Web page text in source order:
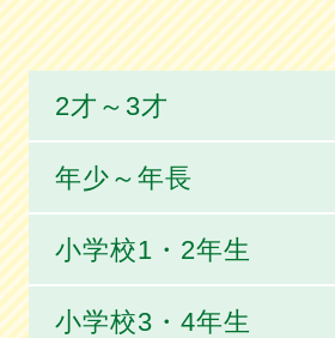
2才～3才
年少～年長
小学校1・2年生
小学校3・4年生